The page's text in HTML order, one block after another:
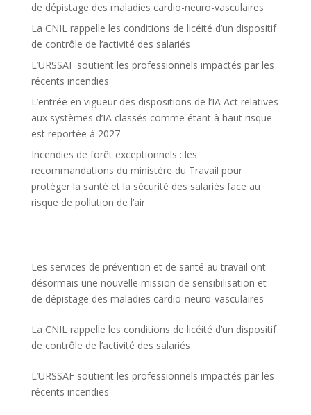
de dépistage des maladies cardio-neuro-vasculaires
La CNIL rappelle les conditions de licéité d’un dispositif
de contrôle de l’activité des salariés
L’URSSAF soutient les professionnels impactés par les
récents incendies
L’entrée en vigueur des dispositions de l’IA Act relatives
aux systèmes d’IA classés comme étant à haut risque
est reportée à 2027
Incendies de forêt exceptionnels : les
recommandations du ministère du Travail pour
protéger la santé et la sécurité des salariés face au
risque de pollution de l’air
Les services de prévention et de santé au travail ont
désormais une nouvelle mission de sensibilisation et
de dépistage des maladies cardio-neuro-vasculaires
La CNIL rappelle les conditions de licéité d’un dispositif
de contrôle de l’activité des salariés
L’URSSAF soutient les professionnels impactés par les
récents incendies